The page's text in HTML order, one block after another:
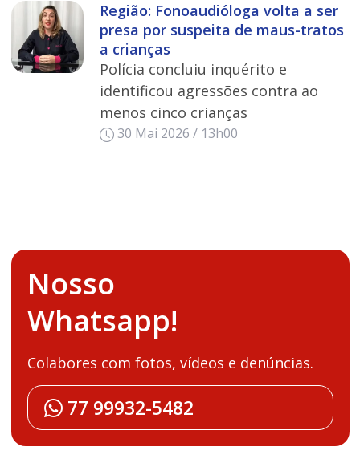
Região: Fonoaudióloga volta a ser
presa por suspeita de maus-tratos
a crianças
Polícia concluiu inquérito e
identificou agressões contra ao
menos cinco crianças
30 Mai 2026 / 13h00
Nosso
Whatsapp!
Colabores com fotos, vídeos e denúncias.
77 99932-5482